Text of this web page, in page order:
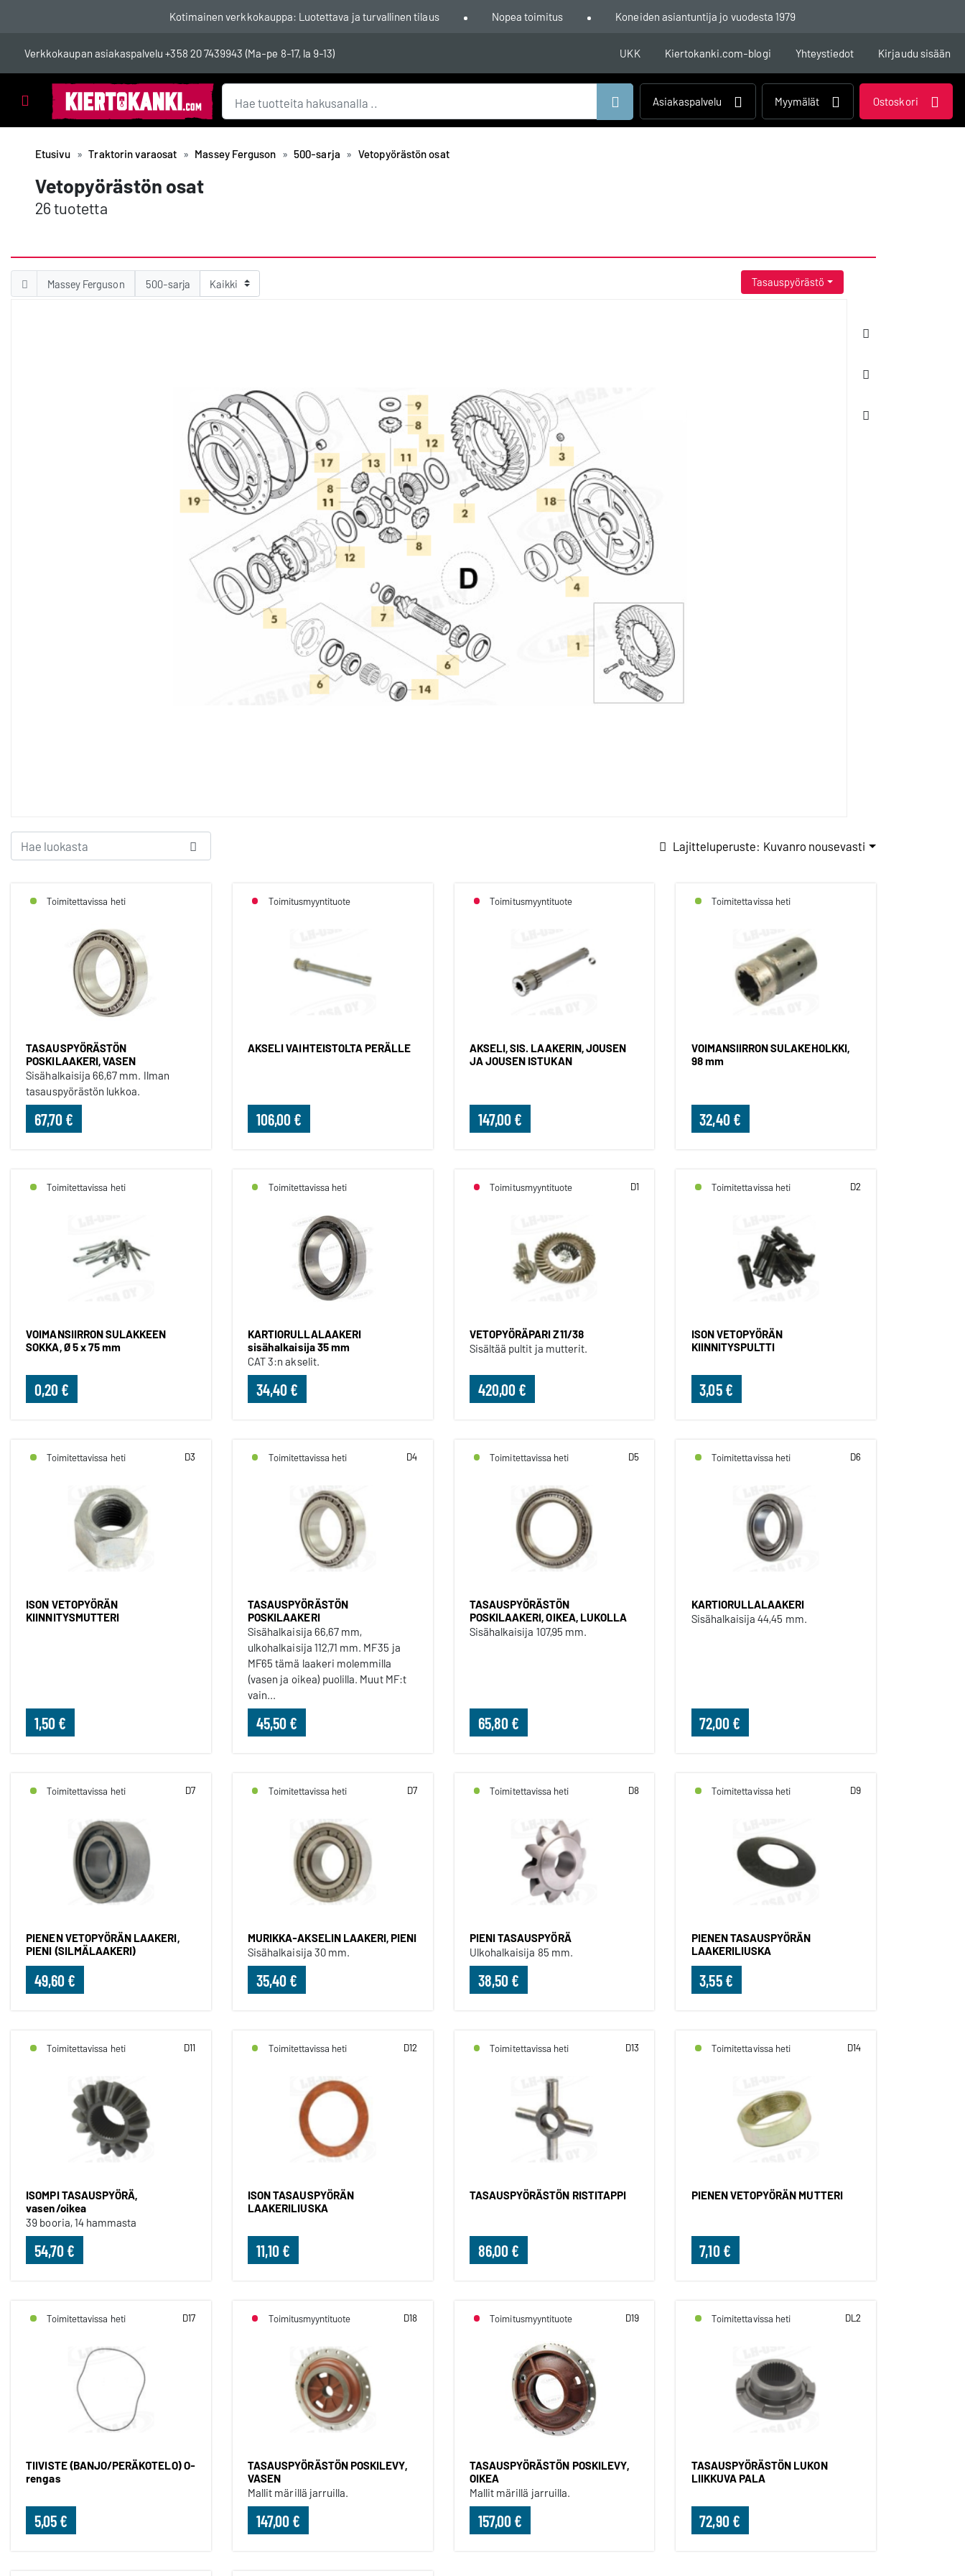
Kotimainen verkkokauppa: Luotettava ja turvallinen tilaus Nopea toimitus Koneiden asiantuntija jo vuodesta 1979
Verkkokaupan asiakaspalvelu+358 20 7439943 (Ma-pe 8-17, la 9-13) UKK Kiertokanki.com-blogi Yhteystiedot Kirjaudu sisään
Tuotealueet
Hae
Asiakaspalvelu Myymälät Ostoskori
Etusivu Traktorin varaosat Massey Ferguson 500-sarja Vetopyörästön osat
Vetopyörästön osat
26 tuotetta
Massey Ferguson 500-sarja Tasauspyörästö
Lajitteluperuste: Kuvanro nousevasti
Toimitettavissa heti
TASAUSPYÖRÄSTÖN
POSKILAAKERI, VASEN
Sisähalkaisija 66,67 mm. Ilman
tasauspyörästön lukkoa.
67,70 €
Toimitusmyyntituote
AKSELI VAIHTEISTOLTA PERÄLLE
106,00 €
Toimitusmyyntituote
AKSELI, SIS. LAAKERIN, JOUSEN
JA JOUSEN ISTUKAN
147,00 €
Toimitettavissa heti
VOIMANSIIRRON SULAKEHOLKKI,
98 mm
32,40 €
Toimitettavissa heti
VOIMANSIIRRON SULAKKEEN
SOKKA, Ø 5 x 75 mm
0,20 €
Toimitettavissa heti
KARTIORULLALAAKERI
sisähalkaisija 35 mm
CAT 3:n akselit.
34,40 €
Toimitusmyyntituote D1
VETOPYÖRÄPARI Z11/38
Sisältää pultit ja mutterit.
420,00 €
Toimitettavissa heti D2
ISON VETOPYÖRÄN
KIINNITYSPULTTI
3,05 €
Toimitettavissa heti D3
ISON VETOPYÖRÄN
KIINNITYSMUTTERI
1,50 €
Toimitettavissa heti D4
TASAUSPYÖRÄSTÖN
POSKILAAKERI
Sisähalkaisija 66,67 mm,
ulkohalkaisija 112,71 mm. MF35 ja
MF65 tämä laakeri molemmilla
(vasen ja oikea) puolilla. Muut MF:t
vain...
45,50 €
Toimitettavissa heti D5
TASAUSPYÖRÄSTÖN
POSKILAAKERI, OIKEA, LUKOLLA
Sisähalkaisija 107,95 mm.
65,80 €
Toimitettavissa heti D6
KARTIORULLALAAKERI
Sisähalkaisija 44,45 mm.
72,00 €
Toimitettavissa heti D7
PIENEN VETOPYÖRÄN LAAKERI,
PIENI (SILMÄLAAKERI)
49,60 €
Toimitettavissa heti D7
MURIKKA-AKSELIN LAAKERI, PIENI
Sisähalkaisija 30 mm.
35,40 €
Toimitettavissa heti D8
PIENI TASAUSPYÖRÄ
Ulkohalkaisija 85 mm.
38,50 €
Toimitettavissa heti D9
PIENEN TASAUSPYÖRÄN
LAAKERILIUSKA
3,55 €
Toimitettavissa heti D11
ISOMPI TASAUSPYÖRÄ,
vasen/oikea
39 booria, 14 hammasta
54,70 €
Toimitettavissa heti D12
ISON TASAUSPYÖRÄN
LAAKERILIUSKA
11,10 €
Toimitettavissa heti D13
TASAUSPYÖRÄSTÖN RISTITAPPI
86,00 €
Toimitettavissa heti D14
PIENEN VETOPYÖRÄN MUTTERI
7,10 €
Toimitettavissa heti D17
TIIVISTE (BANJO/PERÄKOTELO) O-
rengas
5,05 €
Toimitusmyyntituote D18
TASAUSPYÖRÄSTÖN POSKILEVY,
VASEN
Mallit märillä jarruilla.
147,00 €
Toimitusmyyntituote D19
TASAUSPYÖRÄSTÖN POSKILEVY,
OIKEA
Mallit märillä jarruilla.
157,00 €
Toimitettavissa heti DL2
TASAUSPYÖRÄSTÖN LUKON
LIIKKUVA PALA
72,90 €